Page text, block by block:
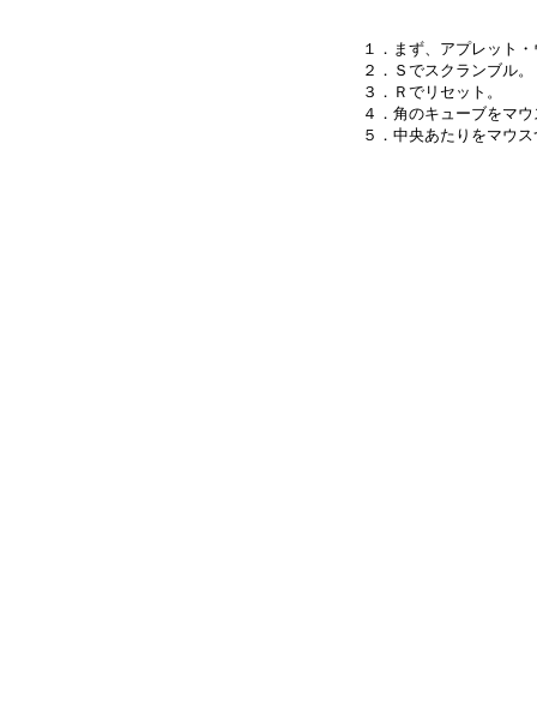
１．まず、アプレット
２．Ｓでスクランブル。
３．Ｒでリセット。
４．角のキューブをマ